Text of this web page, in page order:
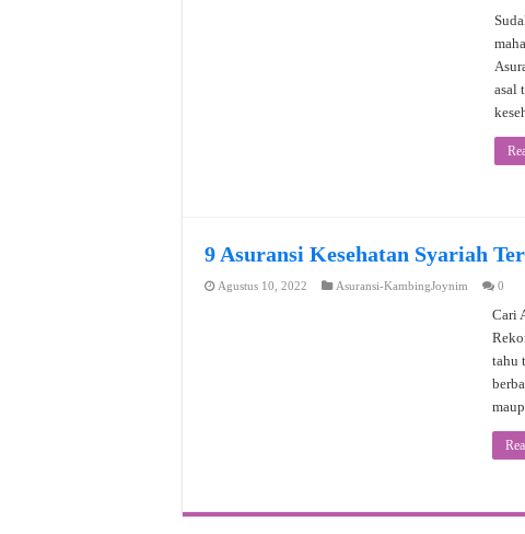
asal
9 Asuransi Kesehatan Syariah
Agustus 10, 2022 Asuransi-KambingJoynim 0
Cari
tahu